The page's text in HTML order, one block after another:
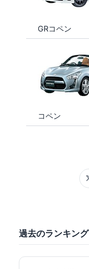
GRコペン
コペン
過去のランキング